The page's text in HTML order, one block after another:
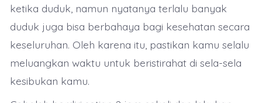
ketika duduk, namun nyatanya terlalu banyak
duduk juga bisa berbahaya bagi kesehatan secara
keseluruhan. Oleh karena itu, pastikan kamu selalu
meluangkan waktu untuk beristirahat di sela-sela
kesibukan kamu.